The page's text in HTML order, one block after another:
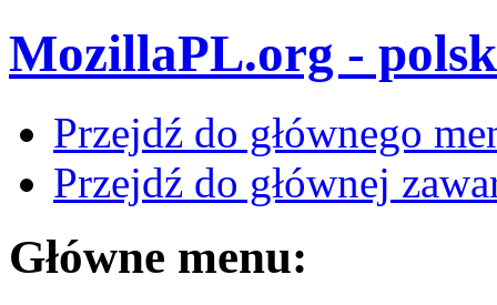
MozillaPL.org -
Przejdź do głównego
Przejdź do głównej
Główne menu: